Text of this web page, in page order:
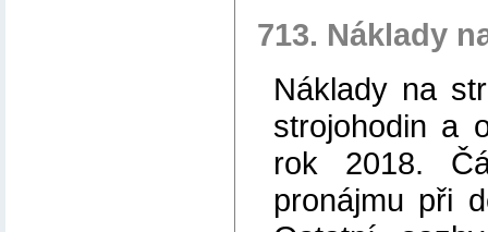
713. Náklady
Náklady na
strojohodin a
rok 2018.
pronájmu při